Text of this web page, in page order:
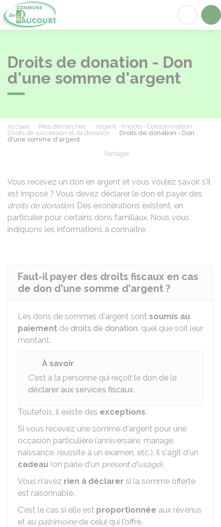
Droits de donation - Don
d'une somme d'argent
Accueil Mes démarches
Argent - Impôts - Consommation
Droits de succession et de donation
Droits de donation - Don
d'une somme d'argent
Partager
Vous recevez un don en argent et vous voulez savoir s'il
est imposé ? Vous devez déclarer le don et payer des
droits de donation. Des exonérations existent, en
particulier pour certains dons familiaux. Nous vous
indiquons les informations à connaître.
Faut-il payer des droits fiscaux en cas
de don d'une somme d'argent ?
Les dons de sommes d'argent sont soumis au
paiement de droits de donation, quel que soit leur
montant.
À savoir
C'est à la personne qui reçoit le don de le
déclarer aux services fiscaux.
Toutefois, il existe des exceptions.
Si vous recevez une somme d'argent pour une
occasion particulière (anniversaire, mariage,
naissance, réussite à un examen, etc.), il s'agit d'un
cadeau (on parle d'un présent d'usage).
Vous n'avez rien à déclarer si la somme offerte
est raisonnable.
C'est le cas si elle est proportionnée aux revenus
et au patrimoinede celui qui l'offre.